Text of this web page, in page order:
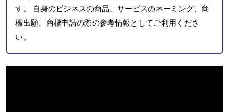
す。 自身のビジネスの商品、サービスのネーミング、商
標出願、商標申請の際の参考情報としてご利用くださ
い。